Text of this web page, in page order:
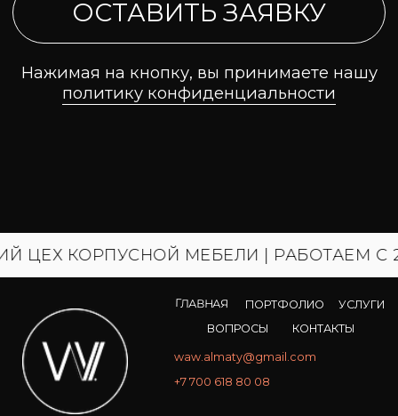
МЕБЕЛИ | РАБОТАЕМ С 2015